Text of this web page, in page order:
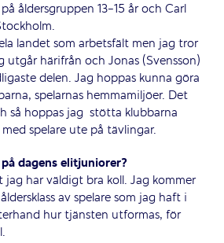
åldersgruppen 13-15 år och Carl
landet som arbetsfält men jag tror
härifrån och Jonas (Svensson)
delen. Jag hoppas kunna göra
spelarnas hemmamiljöer. Det
så hoppas jag stötta klubbarna
spelare ute på tävlingar.
dagens elitjuniorer?
jag har väldigt bra koll. Jag kommer
av spelare som jag haft i
hur tjänsten utformas, för